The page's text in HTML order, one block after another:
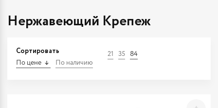
Нержавеющий Крепеж
Сортировать
По цене По наличию
21 35 84